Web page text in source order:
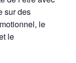
sur des
le
le